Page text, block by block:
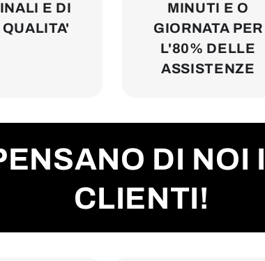
E DI
QUALITA'
MINUTI E O
GIORNATA PER
L'80% DELLE
ASSISTENZE
DI NOI
CLIENTI!